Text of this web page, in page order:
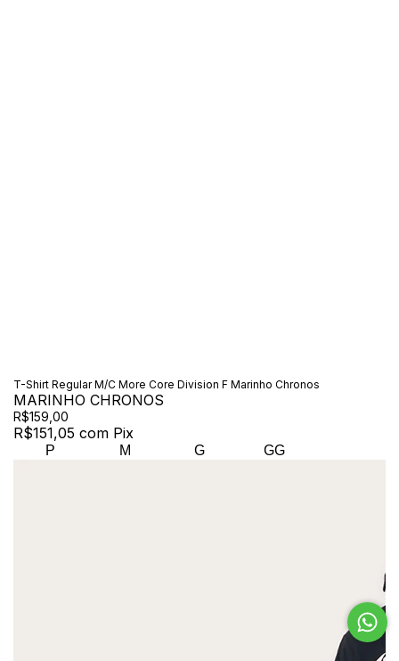
T-Shirt Regular M/C More Core Division F Marinho Chronos
MARINHO CHRONOS
R$159,00
R$151,05 com Pix
P M G GG